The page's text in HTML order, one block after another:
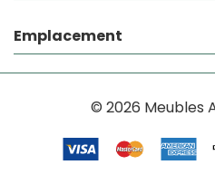
Emplacement
© 2026 Meubles